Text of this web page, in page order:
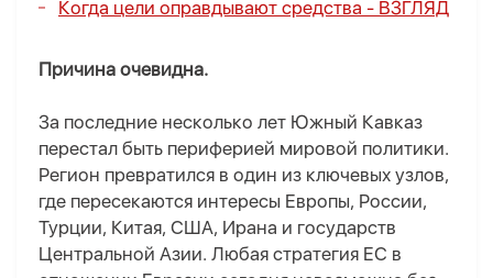
Когда цели оправдывают средства - ВЗГЛЯД
Причина очевидна.
За последние несколько лет Южный Кавказ
перестал быть периферией мировой политики.
Регион превратился в один из ключевых узлов,
где пересекаются интересы Европы, России,
Турции, Китая, США, Ирана и государств
Центральной Азии. Любая стратегия ЕС в